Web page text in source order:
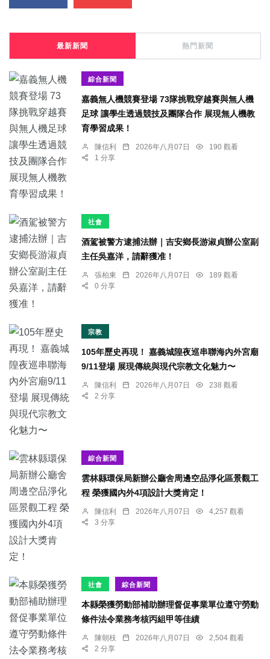
最新新聞 熱門新聞
綜合新聞
嘉義無人機競賽登場 73隊挑戰穿越賽與無人機
足球 讓學生透過競技及團隊合作 展現無人機教
育學習成果！
陳信利 2026年八月07日
190 觀看
1 分享
社會
酒駕被警方逮捕法辦｜吉安鄉長游淑貞辦公室副
主任吳嘉洋，請辭獲准！
張柏東 2026年八月07日
189 觀看
0 分享
宗教
105年歷史再現！ 嘉義城隍夜巡串聯海內外宮廟
9/11登場 展現傳統與現代宗教文化魅力〜
陳信利 2026年八月07日
238 觀看
2 分享
綜合新聞
雲林縣環保局新辦公廳舍周邊空品淨化區景觀工
程 榮獲國內外4項設計大獎肯定！
陳信利 2026年八月07日
4,257 觀看
3 分享
社會 綜合新聞
本縣榮獲勞動部補助辦理督促事業單位遵守勞動
條件法令業務考核丙組甲等佳績
陳朝枝 2026年八月07日
2,504 觀看
2 分享